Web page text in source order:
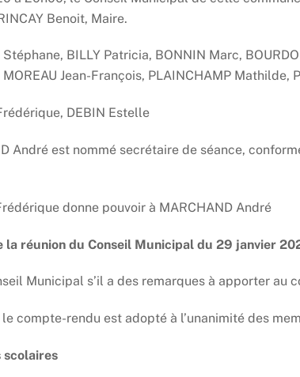
Benoit, Maire.
BILLY Patricia, BONNIN Marc,
Jean-François, PLAINCHAMP Mathilde,
DEBIN Estelle
André est nommé secrétaire de séance,
donne pouvoir à MARCHAND André
réunion du Conseil Municipal du 29 janvier
Municipal s’il a des remarques à apporter au
compte-rendu est adopté à l’unanimité des
scolaires